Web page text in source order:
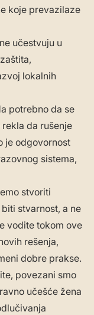
koje prevazilaze
učestvuju u
lokalnih
potrebno da se
da rušenje
je odgovornost
sistema,
stvoriti
stvarnost, a ne
vodite tokom ove
rešenja,
dobre prakse.
povezani smo
učešće žena